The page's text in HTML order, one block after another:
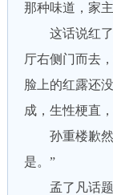
那种味道，家
这话说红了
厅右侧门而去
脸上的红露还
成，生性梗直
孙重楼歉然
是。”
孟了凡话题